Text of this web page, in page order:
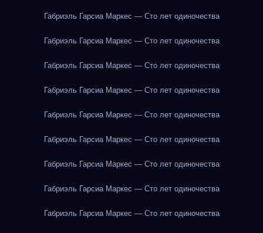
Габриэль Гарсиа Маркес — Сто лет одиночества
Габриэль Гарсиа Маркес — Сто лет одиночества
Габриэль Гарсиа Маркес — Сто лет одиночества
Габриэль Гарсиа Маркес — Сто лет одиночества
Габриэль Гарсиа Маркес — Сто лет одиночества
Габриэль Гарсиа Маркес — Сто лет одиночества
Габриэль Гарсиа Маркес — Сто лет одиночества
Габриэль Гарсиа Маркес — Сто лет одиночества
Габриэль Гарсиа Маркес — Сто лет одиночества